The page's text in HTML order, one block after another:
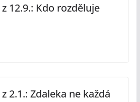
12.9.: Kdo rozděluje
2.1.: Zdaleka ne každá